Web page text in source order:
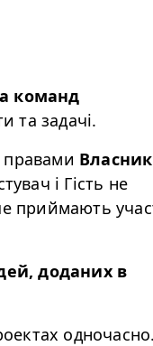
команд
та задачі.
правами
і Гість не
приймають
доданих в
одночасно.